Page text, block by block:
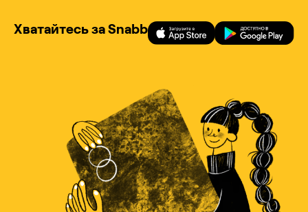
Хватайтесь за Snabb